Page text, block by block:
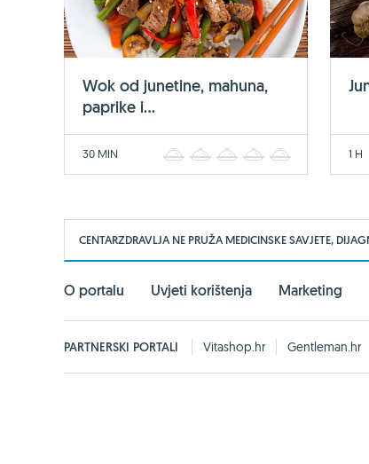
Wok od junetine, mahuna,
paprike i...
30 MIN 2 3 4 1 H
CENTARZDRAVLJA NE PRUŽA MEDICINSKE SAVJETE,
O portalu Uvjeti korištenja Marketing
PARTNERSKI PORTALI Vitashop.hr Gentleman.hr